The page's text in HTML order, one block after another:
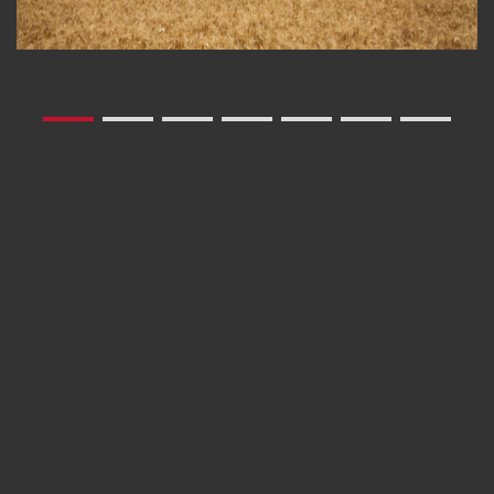
maximale Traktion. Er macht das
Arbeiten am Hang für Mensch